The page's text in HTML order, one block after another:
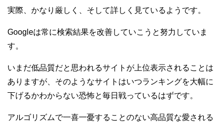
実際、かなり厳しく、そして詳しく見ているようです。
Googleは常に検索結果を改善していこうと努力していま
す。
いまだ低品質だと思われるサイトが上位表示されることは
ありますが、そのようなサイトはいつランキングを大幅に
下げるかわからない恐怖と毎日戦っているはずです。
アルゴリズムで一喜一憂することのない高品質な愛される